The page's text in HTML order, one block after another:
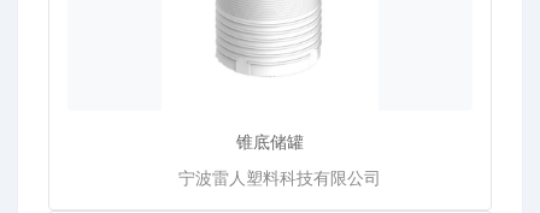
锥底储罐
宁波雷人塑料科技有限公司